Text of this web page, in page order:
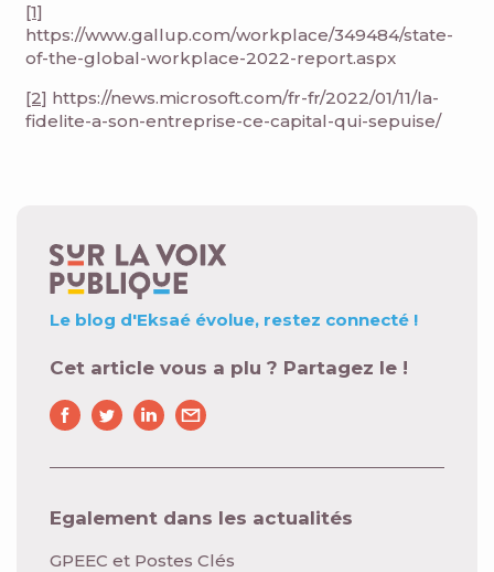
[1]
https://www.gallup.com/workplace/349484/state-
of-the-global-workplace-2022-report.aspx
[2] https://news.microsoft.com/fr-fr/2022/01/11/la-
fidelite-a-son-entreprise-ce-capital-qui-sepuise/
Le blog d'Eksaé évolue, restez connecté !
Cet article vous a plu ? Partagez le !
Egalement dans les actualités
GPEEC et Postes Clés